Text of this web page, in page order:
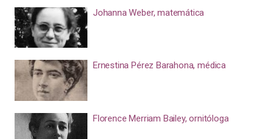
Johanna Weber, matemática
Ernestina Pérez Barahona, médica
Florence Merriam Bailey, ornitóloga